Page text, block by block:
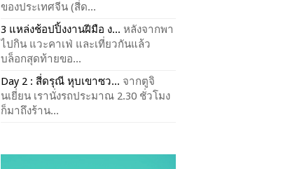
ของประเทศจีน (สี่ด...
3 แหล่งช้อปปิ้งงานฝีมือ ง... หลังจากพา
ไปกิน แวะคาเฟ่ และเที่ยวกันแล้ว
บล็อกสุดท้ายขอ...
Day 2 : สี่ดรุณี หุบเขาซว... จากตูจิ
นเยี่ยน เรานั่งรถประมาณ 2.30 ชั่วโมง
ก็มาถึงร้าน...